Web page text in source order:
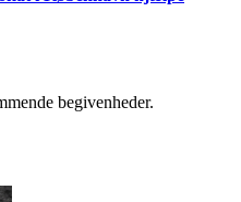
begivenheder.